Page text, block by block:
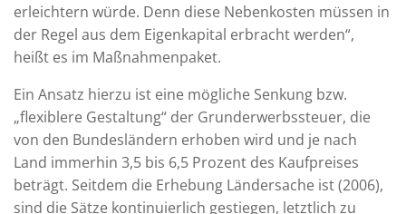
erleichtern würde. Denn diese Nebenkosten müssen in
der Regel aus dem Eigenkapital erbracht werden“,
heißt es im Maßnahmenpaket.
Ein Ansatz hierzu ist eine mögliche Senkung bzw.
„flexiblere Gestaltung“ der Grunderwerbssteuer, die
von den Bundesländern erhoben wird und je nach
Land immerhin 3,5 bis 6,5 Prozent des Kaufpreises
beträgt. Seitdem die Erhebung Ländersache ist (2006),
sind die Sätze kontinuierlich gestiegen, letztlich zu